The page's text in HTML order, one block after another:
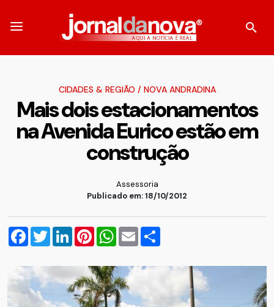
CIDADES & REGIÃO / NOVA ANDRADINA
Mais dois estacionamentos
na Avenida Eurico estão em
construção
Assessoria
Publicado em: 18/10/2012
Facebook
TwitterLinkedInPinterestWhatsApp
Email